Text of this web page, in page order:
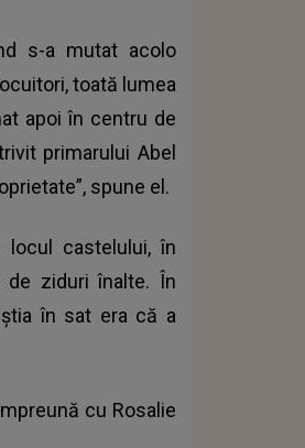
s-a mutat acolo
toată lumea
apoi în centru de
primarului Abel
spune el.
locul castelului, în
ziduri înalte. În
în sat era că a
cu Rosalie